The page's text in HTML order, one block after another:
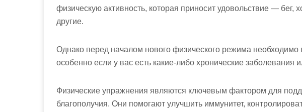
физическую активность, которая приносит удовольствие — бег,
другие.
Однако перед началом нового физического режима необходимо
особенно если у вас есть какие-либо хронические заболевания
Физические упражнения являются ключевым фактором для
благополучия. Они помогают улучшить иммунитет,